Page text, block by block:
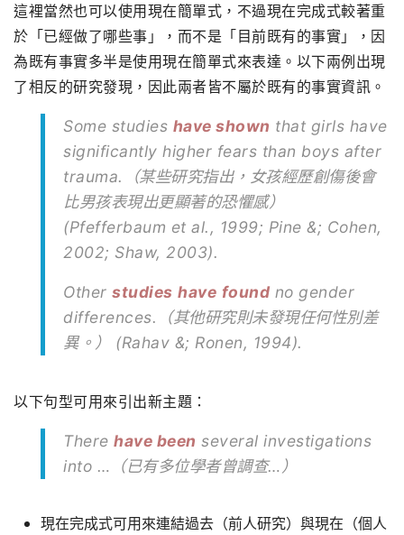
這裡當然也可以使用現在簡單式，不過現在完成式較著重
於「已經做了哪些事」，而不是「目前既有的事實」，因
為既有事實多半是使用現在簡單式來表達。以下兩例出現
了相反的研究發現，因此兩者皆不屬於既有的事實資訊。
Some studies have shown that girls have
significantly higher fears than boys after
trauma.（某些研究指出，女孩經歷創傷後會
比男孩表現出更顯著的恐懼感）
(Pfefferbaum et al., 1999; Pine &; Cohen,
2002; Shaw, 2003).
Other studies have found no gender
differences.（其他研究則未發現任何性別差
異。） (Rahav &; Ronen, 1994).
以下句型可用來引出新主題：
There have been several investigations
into …（已有多位學者曾調查…）
現在完成式可用來連結過去（前人研究）與現在（個人